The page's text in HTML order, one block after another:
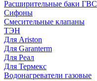
Расширительные баки ГВС
Сифоны
Смесительные клапаны
ТЭН
Для Ariston
Для Garanterm
Для Реал
Для Термекс
Водонагреватели газовые